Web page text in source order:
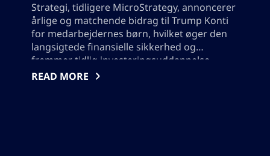
Strategi, tidligere MicroStrategy, annoncerer
årlige og matchende bidrag til Trump Konti
for medarbejdernes børn, hvilket øger den
langsigtede finansielle sikkerhed og
fremmer tidlig investeringsuddannelse.
Denne banebrydende fordel understøtter
READ MORE